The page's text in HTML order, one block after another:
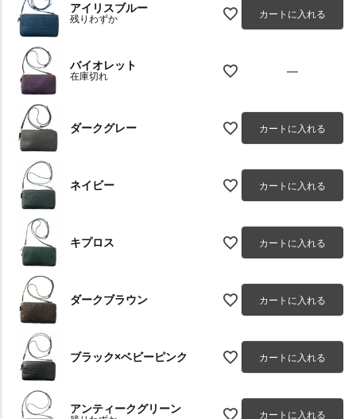
アイリスブルー
残りわずか カートに入れる
バイオレット
在庫切れ —
ダークグレー カートに入れる
ネイビー カートに入れる
キプロス カートに入れる
ダークブラウン カートに入れる
ブラック×ベビーピンク カートに入れる
アンティークグリーン
カートに入れる